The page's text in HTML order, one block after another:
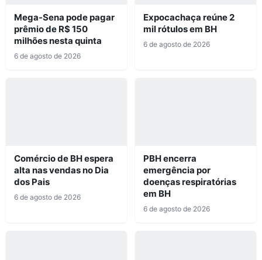
Mega-Sena pode pagar
prêmio de R$ 150
milhões nesta quinta
6 de agosto de 2026
Expocachaça reúne 2
mil rótulos em BH
6 de agosto de 2026
Comércio de BH espera
alta nas vendas no Dia
dos Pais
6 de agosto de 2026
PBH encerra
emergência por
doenças respiratórias
em BH
6 de agosto de 2026